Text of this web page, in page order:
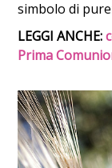
simbolo di
LEGGI ANCHE:
Prima